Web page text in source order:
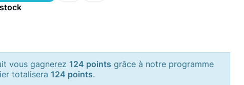
vous gagnerez 124 points grâce à notre programme
totalisera 124 points.